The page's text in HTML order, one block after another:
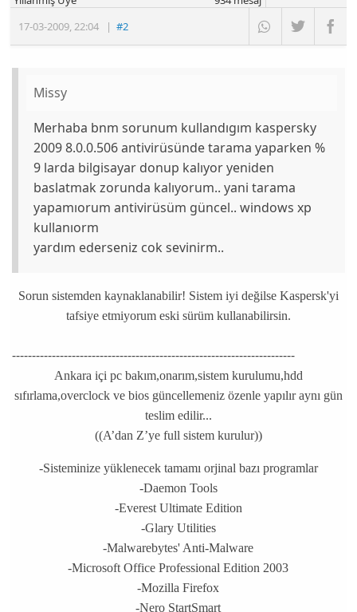
17-03-2009,22:04 |#2
Missy
Merhaba bnm sorunum kullandıgım kaspersky
2009 8.0.0.506 antivirüsünde tarama yaparken %
9 larda bilgisayar donup kalıyor yeniden
baslatmak zorunda kalıyorum.. yani tarama
yapamıorum antivirüsüm güncel.. windows xp
kullanıorm
yardım ederseniz cok sevinirm..
Sorun sistemden kaynaklanabilir! Sistem iyi değilse Kaspersk'yi
tafsiye etmiyorum eski sürüm kullanabilirsin.
-----------------------------------------------------------------------
Ankara içi pc bakım,onarım,sistem kurulumu,hdd
sıfırlama,overclock ve bios güncellemeniz özenle yapılır aynı gün
teslim edilir...
((A’dan Z’ye full sistem kurulur))
-Sisteminize yüklenecek tamamı orjinal bazı programlar
-Daemon Tools
-Everest Ultimate Edition
-Glary Utilities
-Malwarebytes' Anti-Malware
-Microsoft Office Professional Edition 2003
-Mozilla Firefox
-Nero StartSmart